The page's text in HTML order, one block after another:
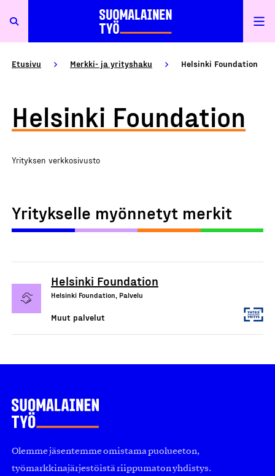
Etusivu Merkki- ja yrityshaku Helsinki Foundation
Helsinki Foundation
Yrityksen verkkosivusto
Yritykselle myönnetyt merkit
Helsinki Foundation
Helsinki Foundation, Palvelu
Muut palvelut
Olemme jäsentemme omistama puolueeton,
työmarkkinajärjestöistä riippumaton yhdistys.